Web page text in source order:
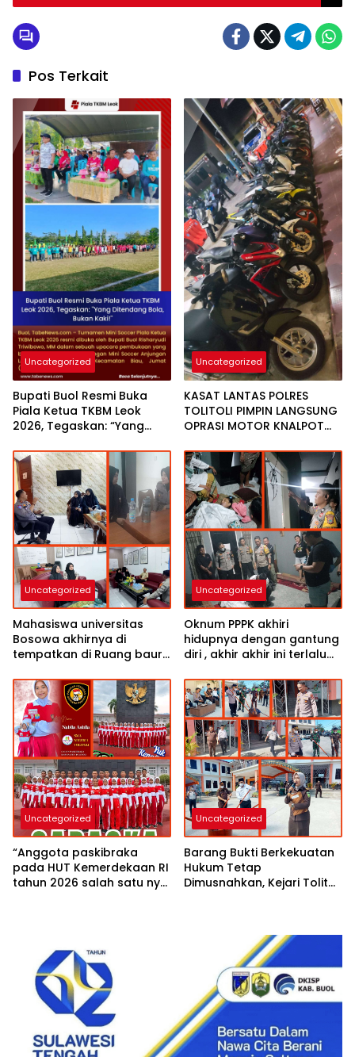
Pos Terkait
Uncategorized
Bupati Buol Resmi Buka
Piala Ketua TKBM Leok
2026, Tegaskan: “Yang
Kaki!”
Uncategorized
KASAT LANTAS POLRES
TOLITOLI PIMPIN LANGSUNG
OPRASI MOTOR KNALPOT
TIDUR NYAMAN DI MALAM
HARI
Uncategorized
Mahasiswa universitas
Bosowa akhirnya di
tempatkan di Ruang baur
Tolitoli siang ini
Uncategorized
Oknum PPPK akhiri
hidupnya dengan gantung
diri , akhir akhir ini terlalu
korban semasa hidup”
Uncategorized
“Anggota paskibraka
pada HUT Kemerdekaan RI
tahun 2026 salah satu nya
Uncategorized
Barang Bukti Berkekuatan
Hukum Tetap
Dimusnahkan, Kejari Tolitoli